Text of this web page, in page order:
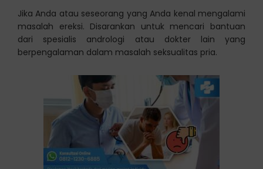
Jika Anda atau seseorang yang Anda kenal mengalami
masalah ereksi. Disarankan untuk mencari bantuan
dari spesialis andrologi atau dokter lain yang
berpengalaman dalam masalah seksualitas pria.